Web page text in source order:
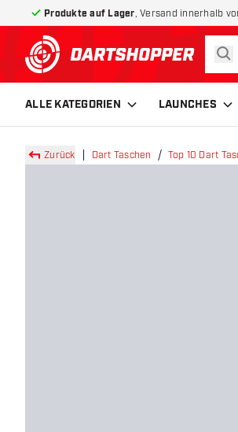
Produkte auf Lager , Versand innerhalb
zurück zur Startseite
ALLE KATEGORIEN LAUNCHES
Zurück Dart Taschen Top 10 Dart